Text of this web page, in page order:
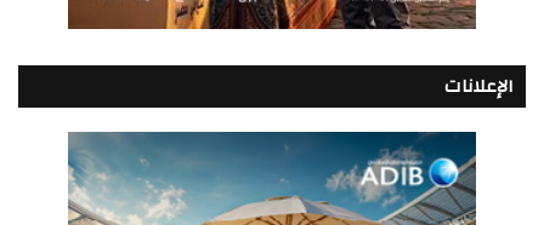
الإعلانات